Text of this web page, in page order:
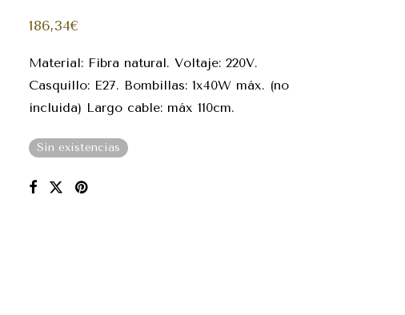
186,34€
Material: Fibra natural. Voltaje: 220V.
Casquillo: E27. Bombillas: 1x40W máx. (no
incluida) Largo cable: máx 110cm.
Sin existencias